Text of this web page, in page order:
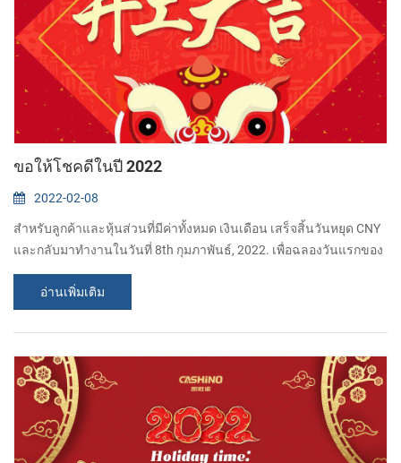
ขอให้โชคดีในปี 2022
2022-02-08
สำหรับลูกค้าและหุ้นส่วนที่มีค่าทั้งหมด เงินเดือน เสร็จสิ้นวันหยุด CNY
และกลับมาทำงานในวันที่ 8th กุมภาพันธ์, 2022. เพื่อฉลองวันแรกของ
การทำงาน ของเรา บริษัท ให้ซองจดหมายสีแดงเป็น ของที่
พนักงาน.คุณธรรมเป็นโชคดี ขอบคุณสำหรับการสนับสนุนและความ
ร่วมมือที่ดีของคุณในขณะที่...
อ่านเพิ่มเติม